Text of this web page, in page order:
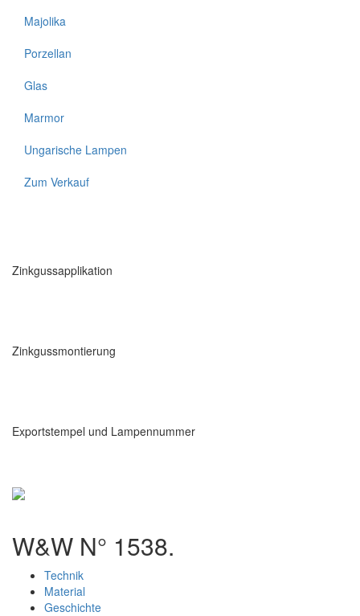
Majolika
Porzellan
Glas
Marmor
Ungarische Lampen
Zum Verkauf
Zinkgussapplikation
Zinkgussmontierung
Exportstempel und Lampennummer
W&W N° 1538.
Technik
Material
Geschichte